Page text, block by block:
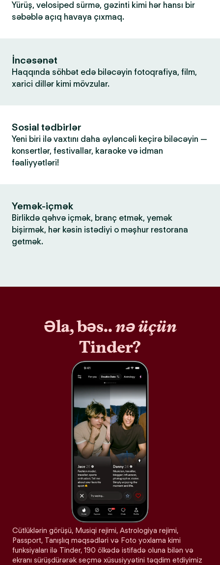
Yürüş, velosiped sürmə, gəzinti kimi hər hansı bir
səbəblə açıq havaya çıxmaq.
İncəsənət
Haqqında söhbət edə biləcəyin fotoqrafiya, film,
xarici dillər kimi mövzular.
Sosial tədbirlər
Yeni biri ilə vaxtını daha əyləncəli keçirə biləcəyin —
konsertlər, festivallar, karaoke və idman
fəaliyyətləri!
Yemək-içmək
Birlikdə qəhvə içmək, branç etmək, yemək
bişirmək, hər kəsin istədiyi o məşhur restorana
getmək.
Əla, bəs..nə üçün
Tinder?
Cütlüklərin görüşü, Musiqi rejimi, Astrologiya rejimi,
Passport, Tanışlıq məqsədləri və Foto yoxlama kimi
funksiyaları ilə Tinder, 190 ölkədə istifadə oluna bilən və
ekranı sürüşdürərək seçmə xüsusiyyətini təqdim etdiyimiz